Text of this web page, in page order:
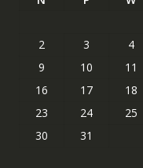
2
3 4
9
10 11
16
17 18
23
24 25
30
31